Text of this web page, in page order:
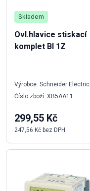
Skladem
Ovl.hlavice stiskací
komplet BI 1Z
Výrobce: Schneider Electric
Číslo zboží: XB5AA11
299,55 Kč
247,56 Kč bez DPH